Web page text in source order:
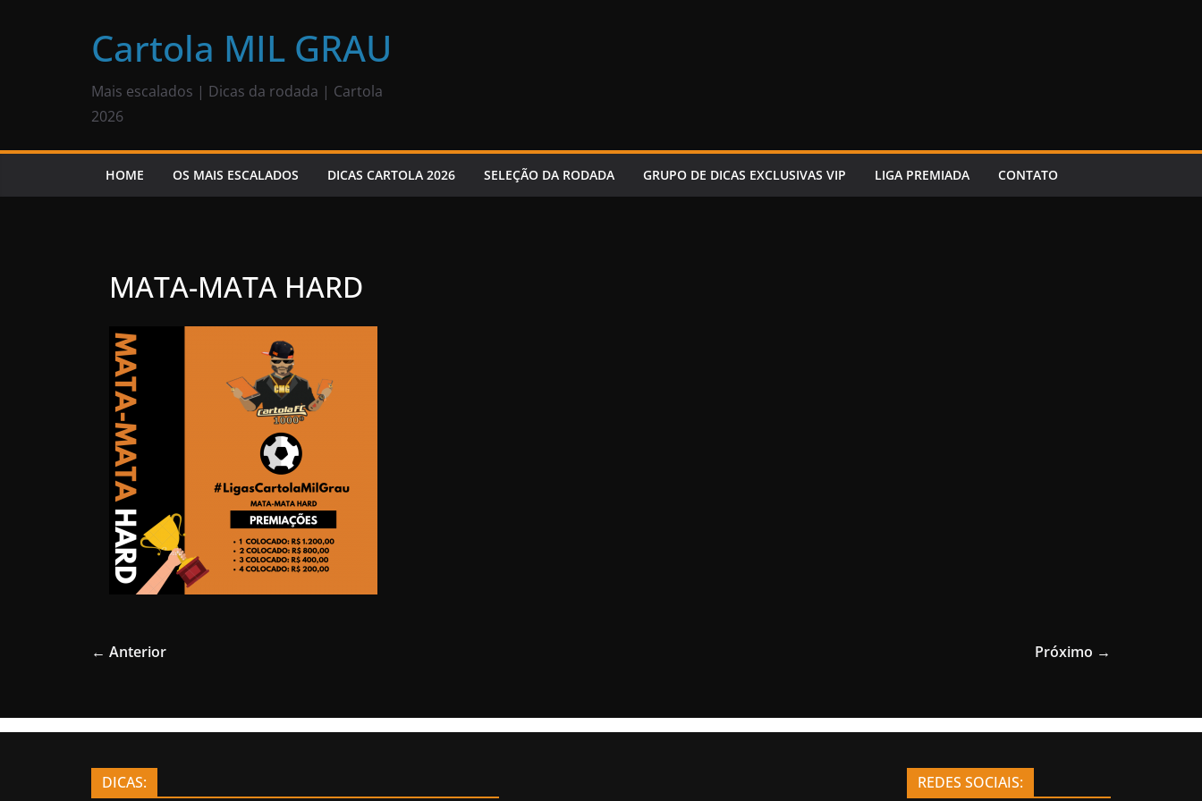
Cartola MIL GRAU
Mais escalados | Dicas da rodada | Cartola
2026
HOME OS MAIS ESCALADOS DICAS CARTOLA 2026 SELEÇÃO DA RODADA GRUPO DE DICAS EXCLUSIVAS VIP LIGA PREMIADA CONTATO
MATA-MATA HARD
← Anterior Próximo →
DICAS: REDES SOCIAIS: